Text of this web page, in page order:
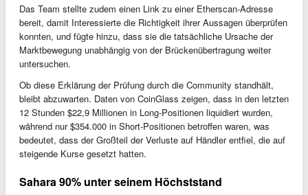
Das Team stellte zudem einen Link zu einer Etherscan-Adresse
bereit, damit Interessierte die Richtigkeit ihrer Aussagen überprüfen
konnten, und fügte hinzu, dass sie die tatsächliche Ursache der
Marktbewegung unabhängig von der Brückenübertragung weiter
untersuchen.
Ob diese Erklärung der Prüfung durch die Community standhält,
bleibt abzuwarten. Daten von CoinGlass zeigen, dass in den letzten
12 Stunden $22,9 Millionen in Long-Positionen liquidiert wurden,
während nur $354.000 in Short-Positionen betroffen waren, was
bedeutet, dass der Großteil der Verluste auf Händler entfiel, die auf
steigende Kurse gesetzt hatten.
Sahara 90% unter seinem Höchststand